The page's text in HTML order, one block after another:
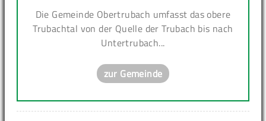
Die Gemeinde Obertrubach umfasst das obere
Trubachtal von der Quelle der Trubach bis nach
Untertrubach...
zur Gemeinde